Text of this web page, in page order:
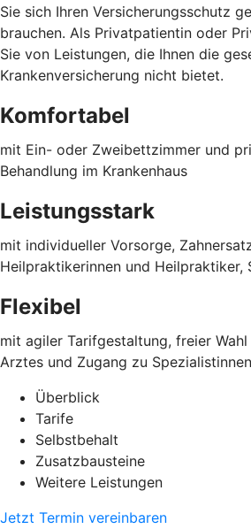
Sie sich Ihren Versicherungsschutz
brauchen. Als Privatpatientin oder
Sie von Leistungen, die Ihnen die
Krankenversicherung nicht bietet.
Komfortabel
mit Ein- oder Zweibettzimmer und
Behandlung im Krankenhaus
Leistungsstark
mit individueller Vorsorge,
Heilpraktikerinnen und Heilpraktiker,
Flexibel
mit agiler Tarifgestaltung, freier
Arztes und Zugang zu
Überblick
Tarife
Selbstbehalt
Zusatzbausteine
Weitere Leistungen
Jetzt Termin vereinbaren